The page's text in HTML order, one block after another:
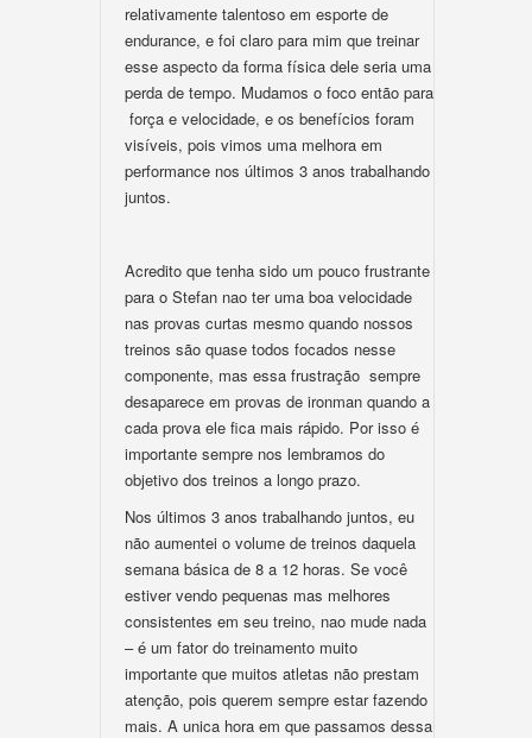
relativamente talentoso em esporte de
endurance, e foi claro para mim que treinar
esse aspecto da forma física dele seria uma
perda de tempo. Mudamos o foco então para
força e velocidade, e os benefícios foram
visíveis, pois vimos uma melhora em
performance nos últimos 3 anos trabalhando
juntos.
Acredito que tenha sido um pouco frustrante
para o Stefan nao ter uma boa velocidade
nas provas curtas mesmo quando nossos
treinos são quase todos focados nesse
componente, mas essa frustração sempre
desaparece em provas de ironman quando a
cada prova ele fica mais rápido. Por isso é
importante sempre nos lembramos do
objetivo dos treinos a longo prazo.
Nos últimos 3 anos trabalhando juntos, eu
não aumentei o volume de treinos daquela
semana básica de 8 a 12 horas. Se você
estiver vendo pequenas mas melhores
consistentes em seu treino, nao mude nada
– é um fator do treinamento muito
importante que muitos atletas não prestam
atenção, pois querem sempre estar fazendo
mais. A unica hora em que passamos dessa